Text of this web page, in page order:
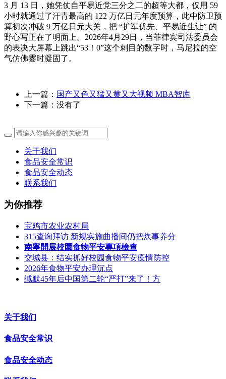
3 月 13 日，她凭仗自平易近党三分之二的超等大都，仅用 59
小时就通过了汗青最高的 122 万亿日元年度预算，此中防卫预
算初次冲破 9 万亿日元大关，把 “扩军优先、平易近生让” 的
野心写正在了明面上。2026年4月29日，当菲律宾司法委员会
的表决大屏幕上跳出“53！0”这个刺目的数字时，马尼拉的空
气仿佛霎时凝固了。
上一篇： 国产又色又猛又黄又大视频 MBA智库
下一篇：没有了
关于我们
食品安全常识
食品安全动态
联系我们
为你推荐
宝鸡市农业农村局
315查询拜访 新规实施曲播间仍把炊事养分
南寧開展校園食物平安專項檢查
交城县：结实抓好校园食物平安疫情防控
2026年食物平安办理沉点
缄默45年后中国第二轮“严打”来了！方
关于我们
食品安全常识
食品安全动态